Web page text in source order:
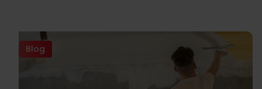
Blog